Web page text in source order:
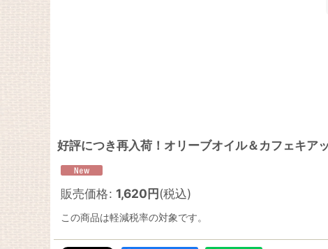
好評につき再入荷！オリーブオイル＆カフェキ
販売価格: 1,620円(税込)
この商品は軽減税率の対象です。